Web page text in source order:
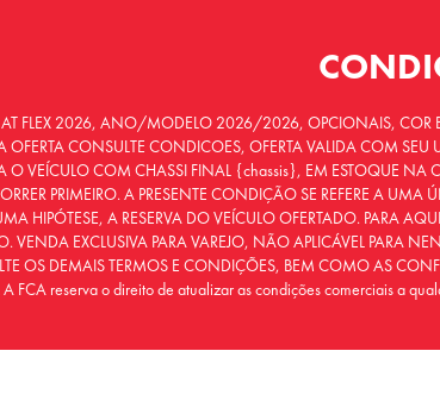
AT FLEX 2026, ANO/MODELO 2026/2026, OPCIONAIS,
CONSULTE CONDICOES, OFERTA VALIDA COM
O VEÍCULO COM CHASSI FINAL {chassis}, EM
PRIMEIRO. A PRESENTE CONDIÇÃO SE REFERE A
HIPÓTESE, A RESERVA DO VEÍCULO OFERTADO. PARA
VENDA EXCLUSIVA PARA VAREJO, NÃO APLICÁVEL
OS DEMAIS TERMOS E CONDIÇÕES, BEM COMO AS
FCA reserva o direito de atualizar as condições comerciais a